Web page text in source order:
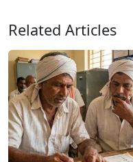
Related Articles